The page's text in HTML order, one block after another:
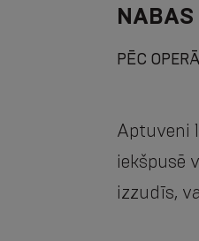
NABAS
PĒC
Aptuveni
iekšpusē
izzudīs,